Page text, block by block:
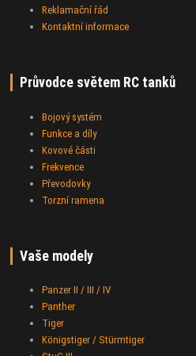
Reklamační řád
Kontaktní informace
Průvodce světem RC tanků
Bojový systém
Funkce a díly
Kovové části
Frekvence
Převodovky
Torzní ramena
Vaše modely
Panzer II / III / IV
Panther
Tiger
Königstiger / Stürmtiger